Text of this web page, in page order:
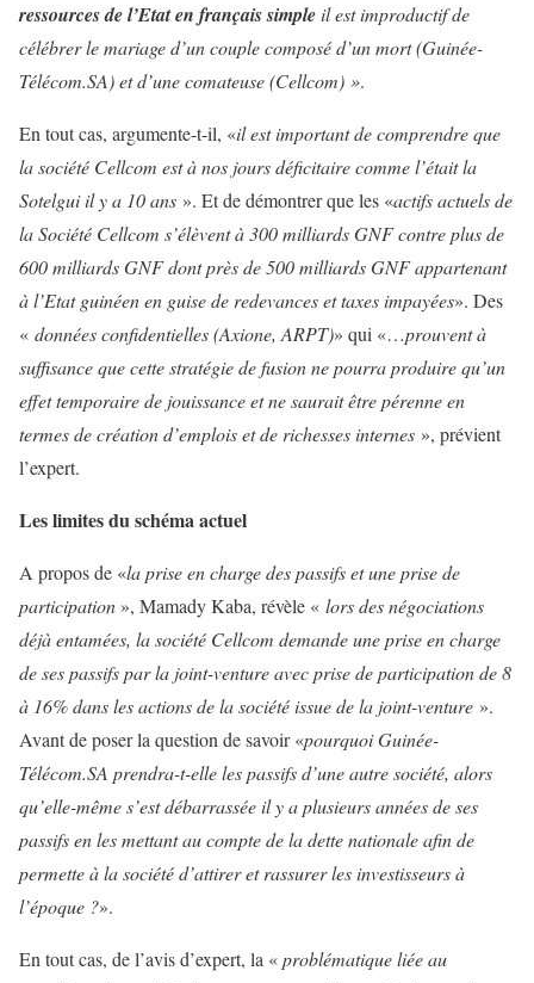
ressources de l’Etat en français simple il est improductif de
célébrer le mariage d’un couple composé d’un mort (Guinée-
Télécom.SA) et d’une comateuse (Cellcom) ».
En tout cas, argumente-t-il, «il est important de comprendre que
la société Cellcom est à nos jours déficitaire comme l’était la
Sotelgui il y a 10 ans ». Et de démontrer que les «actifs actuels de
la Société Cellcom s’élèvent à 300 milliards GNF contre plus de
600 milliards GNF dont près de 500 milliards GNF appartenant
à l’Etat guinéen en guise de redevances et taxes impayées». Des
« données confidentielles (Axione, ARPT)» qui «…prouvent à
suffisance que cette stratégie de fusion ne pourra produire qu’un
effet temporaire de jouissance et ne saurait être pérenne en
termes de création d’emplois et de richesses internes », prévient
l’expert.
Les limites du schéma actuel
A propos de «la prise en charge des passifs et une prise de
participation », Mamady Kaba, révèle « lors des négociations
déjà entamées, la société Cellcom demande une prise en charge
de ses passifs par la joint-venture avec prise de participation de 8
à 16% dans les actions de la société issue de la joint-venture ».
Avant de poser la question de savoir «pourquoi Guinée-
Télécom.SA prendra-t-elle les passifs d’une autre société, alors
qu’elle-même s’est débarrassée il y a plusieurs années de ses
passifs en les mettant au compte de la dette nationale afin de
permette à la société d’attirer et rassurer les investisseurs à
l’époque ?».
En tout cas, de l’avis d’expert, la «problématique liée au